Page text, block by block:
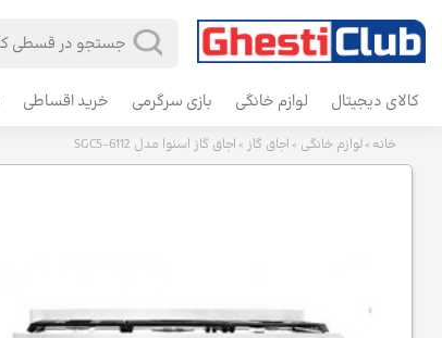
کالای دیجیتال لوازم خانگی بازی سرگرمی خرید اقساطی
خانه > لوازم خانگی > اجاق گاز > اجاق گاز اسنوا مدل SGC5-6112